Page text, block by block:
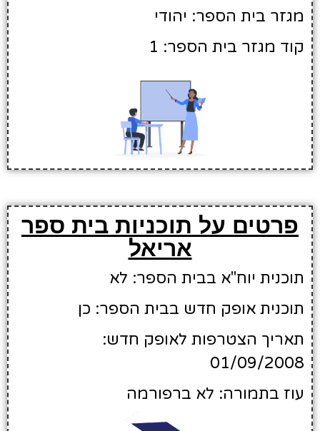
מגזר בית הספר: יהודי
קוד מגזר בית הספר: 1
פרטים על תוכניות בית ספר
אריאל
תוכנית יוח"א בבית הספר: לא
תוכנית אופק חדש בבית הספר: כן
תאריך הצטרפות לאופק חדש:
01/09/2008
עוז בתמורה: לא ברפורמה